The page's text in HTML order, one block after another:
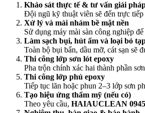
Khảo sát thực tế & tư vấn giải
Đội ngũ kỹ thuật viên sẽ đến trực
Xử lý và mài nhám bề mặt nền
Sử dụng máy mài sàn công nghiệp
Làm sạch bụi, hút ẩm và loại bỏ
Toàn bộ bụi bẩn, dầu mỡ, cát sạn sẽ
Thi công lớp sơn lót epoxy
Pha trộn chính xác hai thành phần
Thi công lớp phủ epoxy
Tiếp tục lăn hoặc phun 2–3 lớp sơn
Tạo hiệu ứng thẩm mỹ (nếu có)
Theo yêu cầu, HAIAUCLEAN